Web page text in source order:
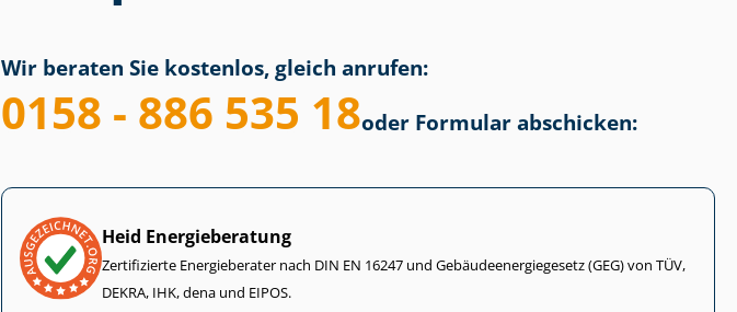
Wir beraten Sie kostenlos, gleich anrufen:
0158 - 886 535 18oder Formular abschicken:
Heid Energieberatung
Zertifizierte Energieberater nach DIN EN 16247 und Ge­bäu­de­en­er­gie­ge­setz (GEG) von TÜV,
DEKRA, IHK, dena und EIPOS.